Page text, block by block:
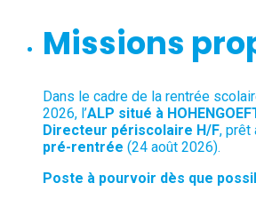
Missions
Dans le cadre de la rentrée
2026, l’ALP situé à
Directeur périscolaire H/F, prêt
pré-rentrée (24 août 2026).
Poste à pourvoir dès que